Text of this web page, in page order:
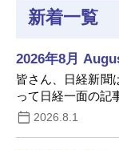
新着一覧
2026年8月
皆さん、日経新聞
って日経一面の記
2026.8.1